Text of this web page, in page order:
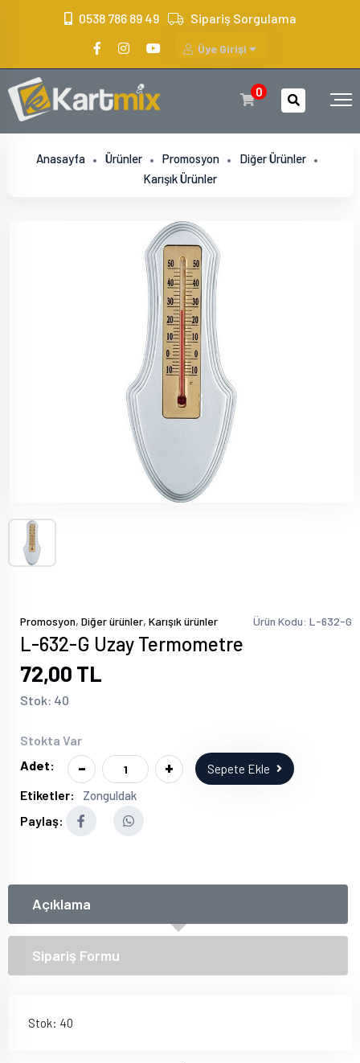
0538 786 89 49 Sipariş Sorgulama
Üye Girişi
0
Anasayfa Ürünler Promosyon
Diğer Ürünler
Karışık Ürünler
Promosyon, Diğer ürünler, Karışık ürünler Ürün Kodu: L-632-G
L-632-G Uzay Termometre
72,00 TL
Stok: 40
Stokta Var
Adet:
- + Sepete Ekle
Etiketler: Zonguldak
Paylaş:
Açıklama
Sipariş Formu
Stok: 40